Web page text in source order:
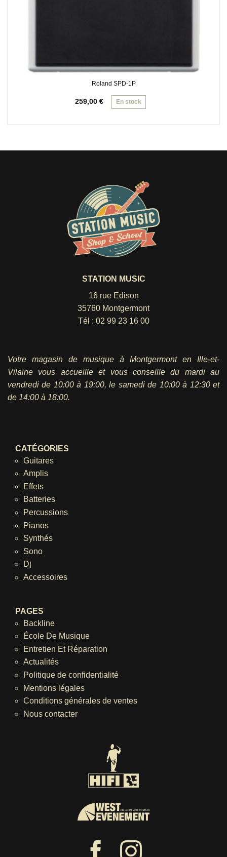
Roland SPD-1P
259,00 € En stock
STATION MUSIC
16 rue Edison
35760 Montgermont
Tél : 02 99 23 16 00
Votre magasin de musique à Montgermont en Ille-et-
Vilaine vous accueille et vous conseille du mardi au
vendredi de 10:00 à 19:00, le samedi de 10:00 à 12:30 et
de 14:00 à 18:00.
CATÉGORIES
Guitares
Amplis
Effets
Batteries
Percussions
Pianos
Synthés
Sono
Dj
Accessoires
PAGES
Backline
École De Musique
Entretien Et Réparation
Actualités
Politique de confidentialité
Mentions légales
Conditions générales de ventes
Nous contacter